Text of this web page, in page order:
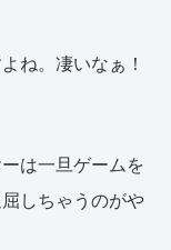
ね。凄いなぁ！
は一旦ゲームを
しちゃうのがや